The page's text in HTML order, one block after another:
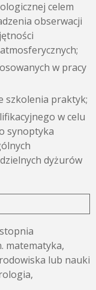
celem
obserwacji
w pracy
szkolenia praktyk;
w celu
synoptyka
dyżurów
matematyka,
lub nauki